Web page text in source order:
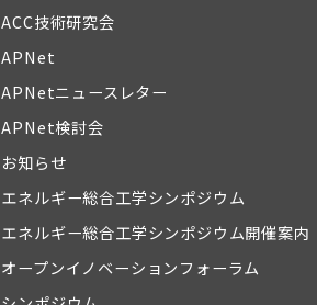
ACC技術研究会
APNet
APNetニュースレター
APNet検討会
お知らせ
エネルギー総合工学シンポジウム
エネルギー総合工学シンポジウム開催案内
オープンイノベーションフォーラム